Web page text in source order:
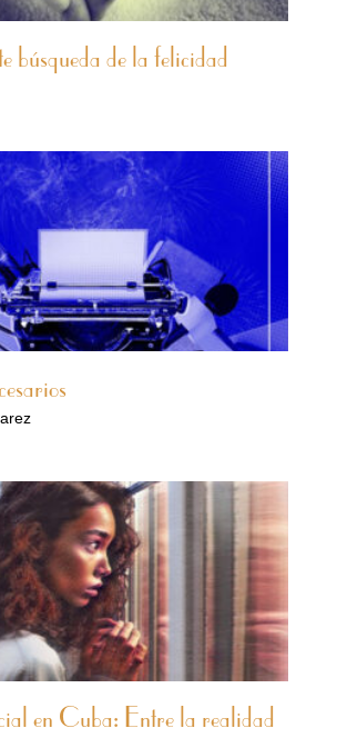
búsqueda de la felicidad
en Cuba: Entre la realidad